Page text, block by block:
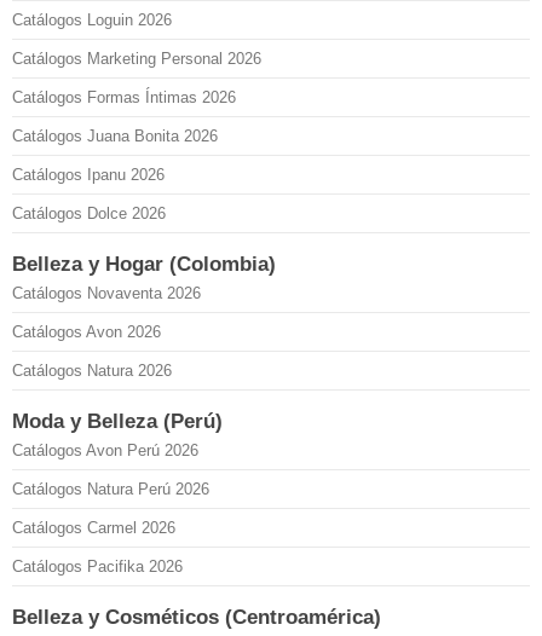
Catálogos Loguin 2026
Catálogos Marketing Personal 2026
Catálogos Formas Íntimas 2026
Catálogos Juana Bonita 2026
Catálogos Ipanu 2026
Catálogos Dolce 2026
Belleza y Hogar (Colombia)
Catálogos Novaventa 2026
Catálogos Avon 2026
Catálogos Natura 2026
Moda y Belleza (Perú)
Catálogos Avon Perú 2026
Catálogos Natura Perú 2026
Catálogos Carmel 2026
Catálogos Pacifika 2026
Belleza y Cosméticos (Centroamérica)